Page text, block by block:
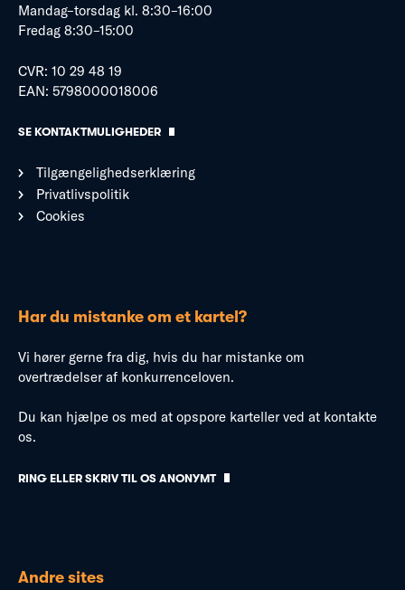
Mandag–torsdag kl. 8:30–16:00
Fredag 8:30–15:00
CVR: 10 29 48 19
EAN: 5798000018006
SE KONTAKTMULIGHEDER
Tilgængelighedserklæring
Privatlivspolitik
Cookies
Har du mistanke om et kartel?
Vi hører gerne fra dig, hvis du har mistanke om
overtrædelser af konkurrenceloven.
Du kan hjælpe os med at opspore karteller ved at kontakte
os.
RING ELLER SKRIV TIL OS ANONYMT
Andre sites